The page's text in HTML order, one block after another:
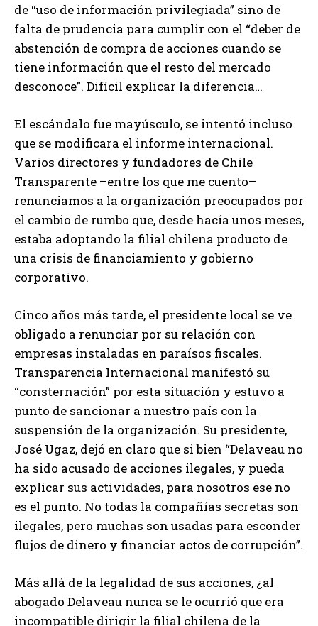
de “uso de información privilegiada” sino de
falta de prudencia para cumplir con el “deber de
abstención de compra de acciones cuando se
tiene información que el resto del mercado
desconoce”. Difícil explicar la diferencia…
El escándalo fue mayúsculo, se intentó incluso
que se modificara el informe internacional.
Varios directores y fundadores de Chile
Transparente –entre los que me cuento–
renunciamos a la organización preocupados por
el cambio de rumbo que, desde hacía unos meses,
estaba adoptando la filial chilena producto de
una crisis de financiamiento y gobierno
corporativo.
Cinco años más tarde, el presidente local se ve
obligado a renunciar por su relación con
empresas instaladas en paraísos fiscales.
Transparencia Internacional manifestó su
“consternación” por esta situación y estuvo a
punto de sancionar a nuestro país con la
suspensión de la organización. Su presidente,
José Ugaz, dejó en claro que si bien “Delaveau no
ha sido acusado de acciones ilegales, y pueda
explicar sus actividades, para nosotros ese no
es el punto. No todas la compañías secretas son
ilegales, pero muchas son usadas para esconder
flujos de dinero y financiar actos de corrupción”.
Más allá de la legalidad de sus acciones, ¿al
abogado Delaveau nunca se le ocurrió que era
incompatible dirigir la filial chilena de la